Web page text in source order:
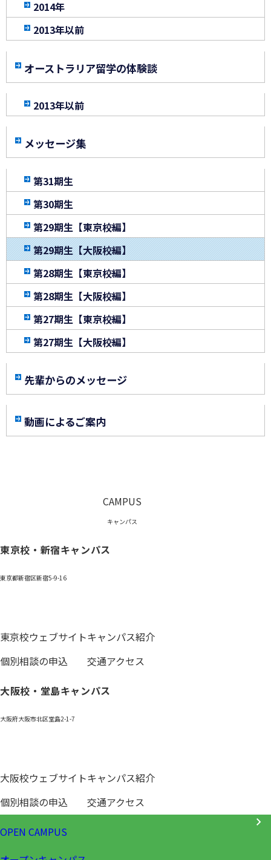
2014年
2013年以前
オーストラリア留学の体験談
2013年以前
メッセージ集
第31期生
第30期生
第29期生【東京校編】
第29期生【大阪校編】
第28期生【東京校編】
第28期生【大阪校編】
第27期生【東京校編】
第27期生【大阪校編】
先輩からのメッセージ
動画によるご案内
CAMPUS
キャンパス
東京校・新宿キャンパス
東京都新宿区新宿5-9-16
東京校ウェブサイトキャンパス紹介
個別相談の申込
交通アクセス
大阪校・堂島キャンパス
大阪府大阪市北区堂島2-1-7
大阪校ウェブサイトキャンパス紹介
個別相談の申込
交通アクセス
OPEN CAMPUS